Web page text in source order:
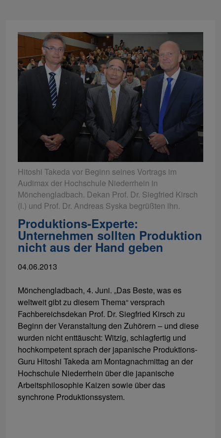
Hitoshi Takeda vor Beginn seines Vortrags im
Audimax der Hochschule Niederrhein in
Mönchengladbach. Dekan Prof. Dr. Siegfried Kirsch
(l.) und Prof. Dr. Andreas Syska begrüßten ihn.
Produktions-Experte:
Unternehmen sollten Produktion
nicht aus der Hand geben
04.06.2013
Mönchengladbach, 4. Juni. „Das Beste, was es
weltweit gibt zu diesem Thema“ versprach
Fachbereichsdekan Prof. Dr. Siegfried Kirsch zu
Beginn der Veranstaltung den Zuhörern – und diese
wurden nicht enttäuscht: Witzig, schlagfertig und
hochkompetent sprach der japanische Produktions-
Guru Hitoshi Takeda am Montagnachmittag an der
Hochschule Niederrhein über die japanische
Arbeitsphilosophie Kaizen sowie über das
synchrone Produktionssystem.